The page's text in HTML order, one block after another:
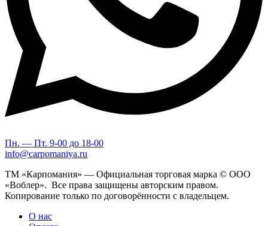
Пн. — Пт. 9-00 до 18-00
info@carpomaniya.ru
ТМ «Карпомания» — Официальная торговая марка © ООО
«Воблер». Все права защищены авторским правом.
Копирование только по договорённости с владельцем.
О нас